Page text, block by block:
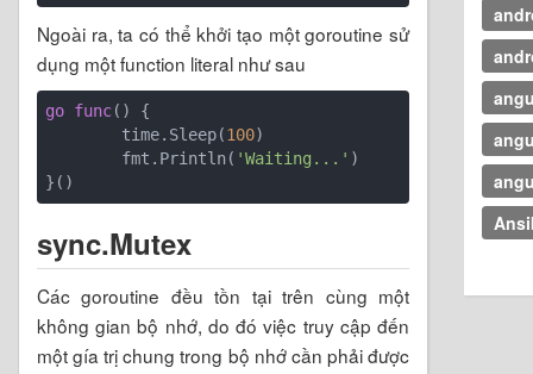
Ngoài ra, ta có thể khởi tạo một goroutine sử
dụng một function literal như sau
go func()
{
        time.Sleep(
100)
        fmt.Println(
'Waiting...' )
sync.Mutex
Các goroutine đều tồn tại trên cùng một
không gian bộ nhớ, do đó việc truy cập đến
một gía trị chung trong bộ nhớ cần phải được